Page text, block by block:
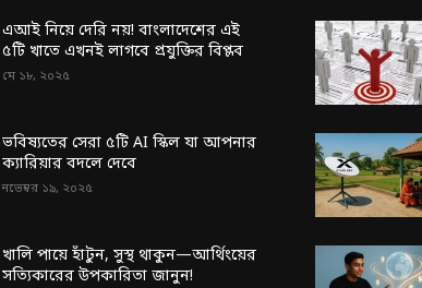
এআই নিয়ে দেরি নয়! বাংলাদেশের এই
৫টি খাতে এখনই লাগবে প্রযুক্তির বিপ্লব
মে ১৮, ২০২৫
ভবিষ্যতের সেরা ৫টি AI স্কিল যা আপনার
ক্যারিয়ার বদলে দেবে
নভেম্বর ১৯, ২০২৫
খালি পায়ে হাঁটুন, সুস্থ থাকুন—আর্থিংয়ের
সত্যিকারের উপকারিতা জানুন!